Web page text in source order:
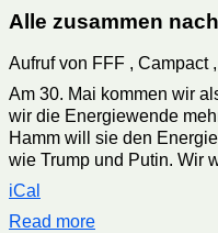
Alle zusammen
Aufruf von FFF , Campact
Am 30. Mai kommen wir
wir die Energiewende
Hamm will sie den
wie Trump und Putin. Wir
iCal
Read more